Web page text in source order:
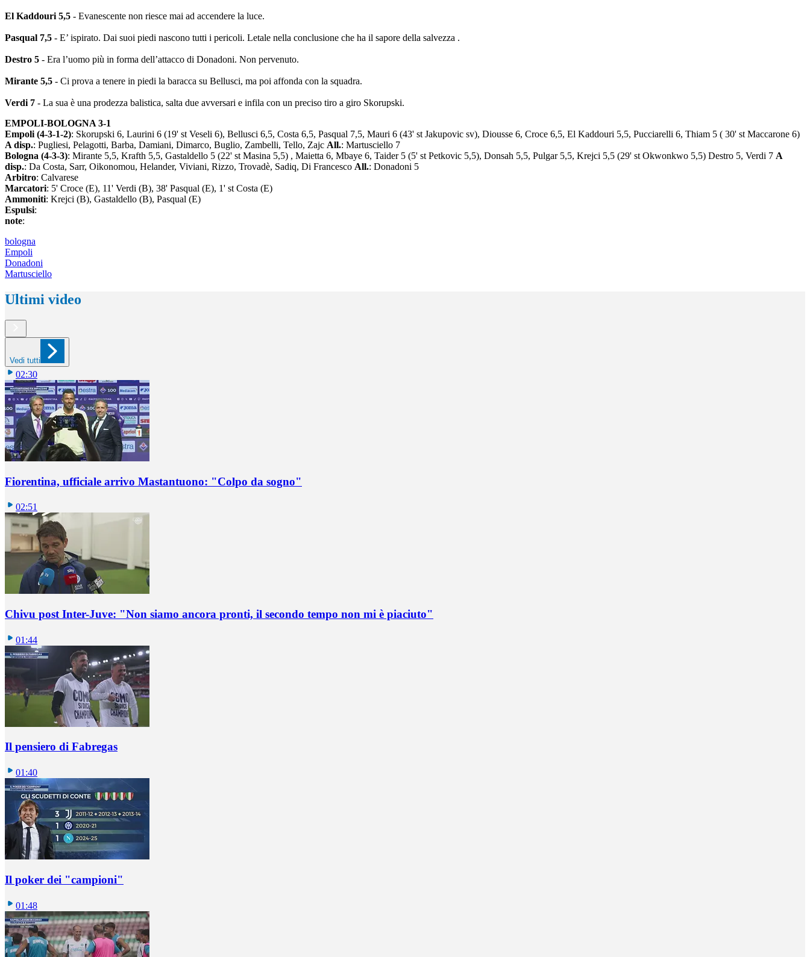
El Kaddouri 5,5 - Evanescente non riesce mai ad accendere la luce.
Pasqual 7,5 - E’ ispirato. Dai suoi piedi nascono tutti i pericoli. Letale nella conclusione che ha il sapore della salvezza .
Destro 5 - Era l’uomo più in forma dell’attacco di Donadoni. Non pervenuto.
Mirante 5,5 - Ci prova a tenere in piedi la baracca su Bellusci, ma poi affonda con la squadra.
Verdi 7 - La sua è una prodezza balistica, salta due avversari e infila con un preciso tiro a giro Skorupski.
EMPOLI-BOLOGNA 3-1
Empoli (4-3-1-2): Skorupski 6, Laurini 6 (19' st Veseli 6), Bellusci 6,5, Costa 6,5, Pasqual 7,5, Mauri 6 (43' st Jakupovic sv), Diousse 6, Croce 6,5, El Kaddouri 5,5, Pucciarelli 6, Thiam 5 ( 30' st Maccarone 6)
A disp.: Pugliesi, Pelagotti, Barba, Damiani, Dimarco, Buglio, Zambelli, Tello, Zajc All.: Martusciello 7
Bologna (4-3-3): Mirante 5,5, Krafth 5,5, Gastaldello 5 (22' st Masina 5,5) , Maietta 6, Mbaye 6, Taider 5 (5' st Petkovic 5,5), Donsah 5,5, Pulgar 5,5, Krejci 5,5 (29' st Okwonkwo 5,5) Destro 5, Verdi 7 A
disp.: Da Costa, Sarr, Oikonomou, Helander, Viviani, Rizzo, Trovadè, Sadiq, Di Francesco All.: Donadoni 5
Arbitro: Calvarese
Marcatori: 5' Croce (E), 11' Verdi (B), 38' Pasqual (E), 1' st Costa (E)
Ammoniti: Krejci (B), Gastaldello (B), Pasqual (E)
Espulsi:
note:
bologna
Empoli
Donadoni
Martusciello
Ultimi video
Vedi tutti
02:30
Fiorentina, ufficiale arrivo Mastantuono: "Colpo da sogno"
02:51
Chivu post Inter-Juve: "Non siamo ancora pronti, il secondo tempo non mi è piaciuto"
01:44
Il pensiero di Fabregas
01:40
Il poker dei "campioni"
01:48